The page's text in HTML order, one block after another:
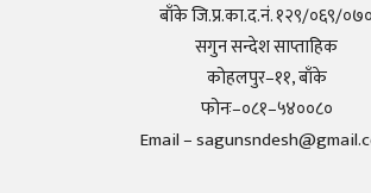
बाँके जि.प्र.का.द.नं. १२९/०६९/०७०
सगुन सन्देश साप्ताहिक
कोहलपुर–११, बाँके
फोनः–०८१–५४००८०
Email –